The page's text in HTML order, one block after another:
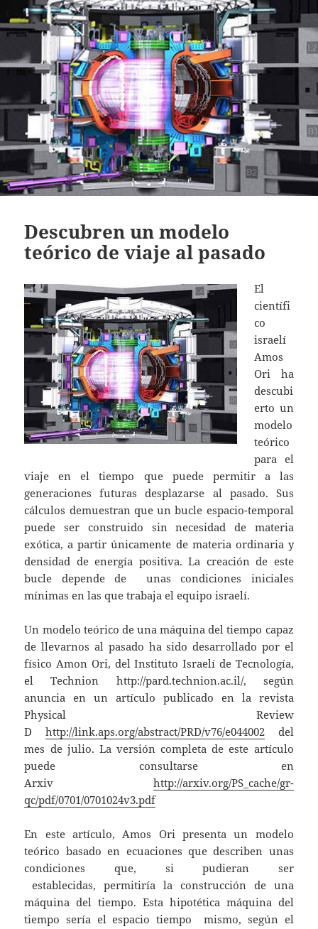
Descubren un modelo
teórico de viaje al pasado
El
científi
co
israelí
Amos
Ori ha
descubi
erto un
modelo
teórico
para el
viaje en el tiempo que puede permitir a las
generaciones futuras desplazarse al pasado. Sus
cálculos demuestran que un bucle espacio-temporal
puede ser construido sin necesidad de materia
exótica, a partir únicamente de materia ordinaria y
densidad de energía positiva. La creación de este
bucle depende de unas condiciones iniciales
mínimas en las que trabaja el equipo israelí.
Un modelo teórico de una máquina del tiempo capaz
de llevarnos al pasado ha sido desarrollado por el
físico Amon Ori, del Instituto Israelí de Tecnología,
el Technion http://pard.technion.ac.il/, según
anuncia en un artículo publicado en la revista
Physical Review
D http://link.aps.org/abstract/PRD/v76/e044002 del
mes de julio. La versión completa de este artículo
puede consultarse en
Arxiv http://arxiv.org/PS_cache/gr-
qc/pdf/0701/0701024v3.pdf
En este artículo, Amos Ori presenta un modelo
teórico basado en ecuaciones que describen unas
condiciones que, si pudieran ser
establecidas, permitiría la construcción de una
máquina del tiempo. Esta hipotética máquina del
tiempo sería el espacio tiempo mismo, según el